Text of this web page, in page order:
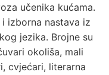
učenika kućama.
izborna nastava iz
jezika. Brojne su
okoliša, mali
cvjećari, literarna